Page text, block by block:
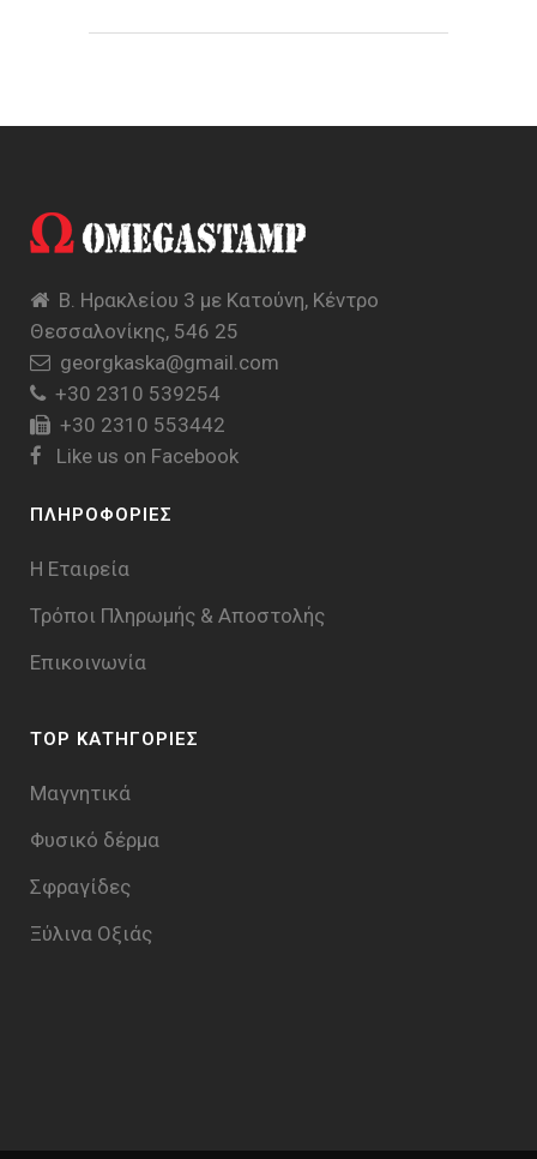
Β. Ηρακλείου 3 με Κατούνη, Κέντρο
Θεσσαλονίκης, 546 25
georgkaska@gmail.com
+30 2310 539254
+30 2310 553442
Like us on Facebook
ΠΛΗΡΟΦΟΡΙΕΣ
Η Εταιρεία
Τρόποι Πληρωμής & Aποστολής
Επικοινωνία
TOP ΚΑΤΗΓΟΡΙΕΣ
Μαγνητικά
Φυσικό δέρμα
Σφραγίδες
Ξύλινα Οξιάς